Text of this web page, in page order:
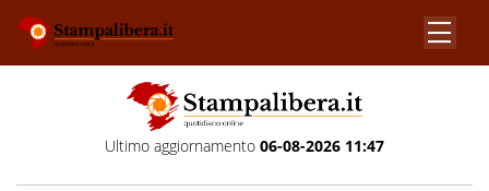
Ultimo aggiornamento 06-08-2026 11:47